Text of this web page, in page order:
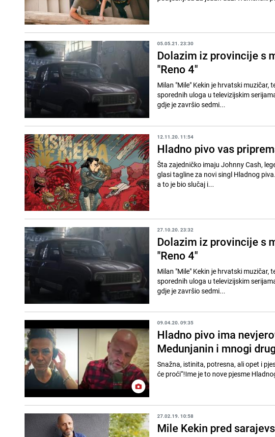
05.05.21. 23:30
Dolazim iz provincije s
"Reno 4"
Milan "Mile" Kekin je hrvatski muzičar,
sporednih uloga u televizijskim
gdje je završio sedmi...
12.11.20. 11:54
Hladno pivo vas
Šta zajedničko imaju Johnny Cash,
glasi tagline za novi singl Hladnog
a to je bio slučaj i...
27.10.20. 23:32
Dolazim iz provincije s
"Reno 4"
Milan "Mile" Kekin je hrvatski muzičar,
sporednih uloga u televizijskim
gdje je završio sedmi...
09.04.20. 09:35
Hladno pivo ima
Medunjanin i mnogi
Snažna, istinita, potresna, ali opet i
će proći“!Ime je to nove pjesme
27.02.19. 10:58
Mile Kekin pred